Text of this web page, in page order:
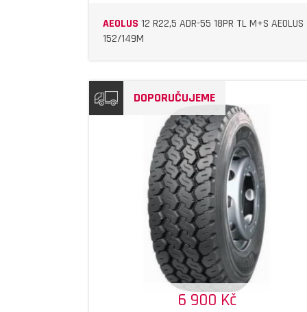
AEOLUS 12 R22,5 ADR-55 18PR TL M+S AEOLUS
152/149M
DOPORUČUJEME
6 900 Kč
DETAIL